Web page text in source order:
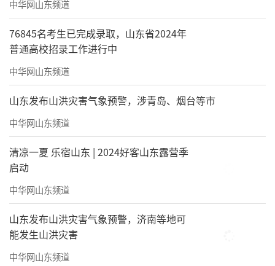
未来
守护这片乡土上每一个生命
中华网山东频道
76845名考生已完成录取，山东省2024年
普通高校招录工作进行中
中华网山东频道
山东发布山洪灾害气象预警，涉青岛、烟台等市
中华网山东频道
清凉一夏 乐宿山东 | 2024好客山东露营季
启动
中华网山东频道
山东发布山洪灾害气象预警，济南等地可
能发生山洪灾害
中华网山东频道